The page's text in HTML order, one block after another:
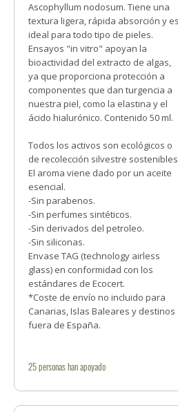
Ascophyllum nodosum. Tiene una
textura ligera, rápida absorción y es
ideal para todo tipo de pieles.
Ensayos "in vitro" apoyan la
bioactividad del extracto de algas,
ya que proporciona protección a
componentes que dan turgencia a
nuestra piel, como la elastina y el
ácido hialurónico. Contenido 50 ml.
Todos los activos son ecológicos o
de recolección silvestre
El aroma viene dado por un aceite
esencial.
-Sin parabenos.
-Sin perfumes sintéticos.
-Sin derivados del petroleo.
-Sin siliconas.
Envase TAG (technology airless
glass) en conformidad con los
estándares de Ecocert.
*Coste de envío no incluido para
Canarias, Islas Baleares y destinos
fuera de España.
25personashan apoyado